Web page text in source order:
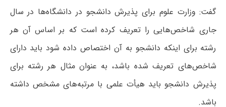
گفت: وزارت علوم برای پذیرش دانشجو در دانشگاه‌ها در سال
جاری شاخص‌هایی را تعریف کرده است که بر اساس آن هر
رشته برای اینکه دانشجو به آن اختصاص داده شود باید دارای
شاخص‌های تعریف شده باشد، به عنوان مثال هر رشته برای
پذیرش دانشجو باید هیأت علمی با مرتبه‌های مشخص داشته
باشد.